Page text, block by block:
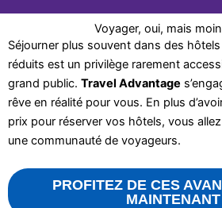
Voyager, oui, mais
Séjourner plus souvent dans des
réduits est un privilège rarement
grand public. Travel Advantage
rêve en réalité pour vous. En plus
prix pour réserver vos hôtels, vous
une communauté de voyageurs.
PROFITEZ DE CES